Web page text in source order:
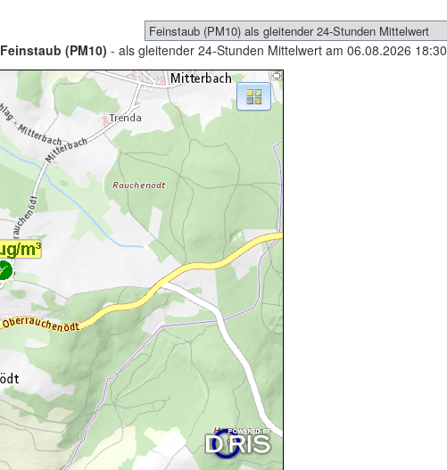
Feinstaub (PM10) - als gleitender 24-Stunden Mittelwert am 06.08.2026 18:30